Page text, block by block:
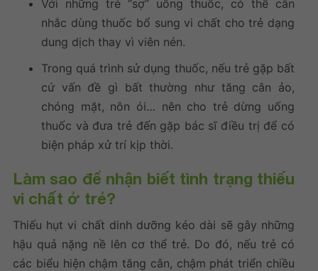
Với những trẻ “sợ” uống thuốc, có thể cân
nhắc dùngthuốc bổ sung vi chất cho trẻ dạng
dung dịch thay vì viên nén.
Trong quá trình sử dụng thuốc, nếu trẻ gặp bất
cứ vấn đề gì bất thường như tăng cân ảo,
chóng mặt, nôn ói… nên cho trẻ dừng uống
thuốc và đưa trẻ đến gặp bác sĩ điều trị để có
biện pháp xử trí kịp thời.
Làm sao để nhận biết tình trạng thiếu
vi chất ở trẻ?
Thiếu hụt vi chất dinh dưỡng kéo dài sẽ gây những
hậu quả nặng nề lên cơ thể trẻ. Do đó, nếu trẻ có
các biểu hiện chậm tăng cân, chậm phát triển chiều